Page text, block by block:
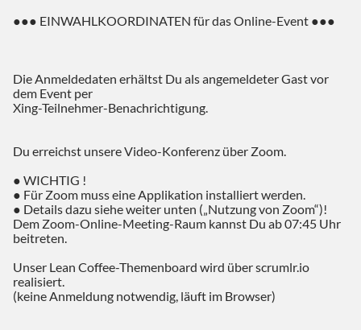
●●● EINWAHLKOORDINATEN für das Online-Event ●●●
Die Anmeldedaten erhältst Du als angemeldeter Gast vor
dem Event per
Xing-Teilnehmer-Benachrichtigung.
Du erreichst unsere Video-Konferenz über Zoom.
● WICHTIG !
● Für Zoom muss eine Applikation installiert werden.
● Details dazu siehe weiter unten („Nutzung von Zoom“)!
Dem Zoom-Online-Meeting-Raum kannst Du ab 07:45 Uhr
beitreten.
Unser Lean Coffee-Themenboard wird über scrumlr.io
realisiert.
(keine Anmeldung notwendig, läuft im Browser)